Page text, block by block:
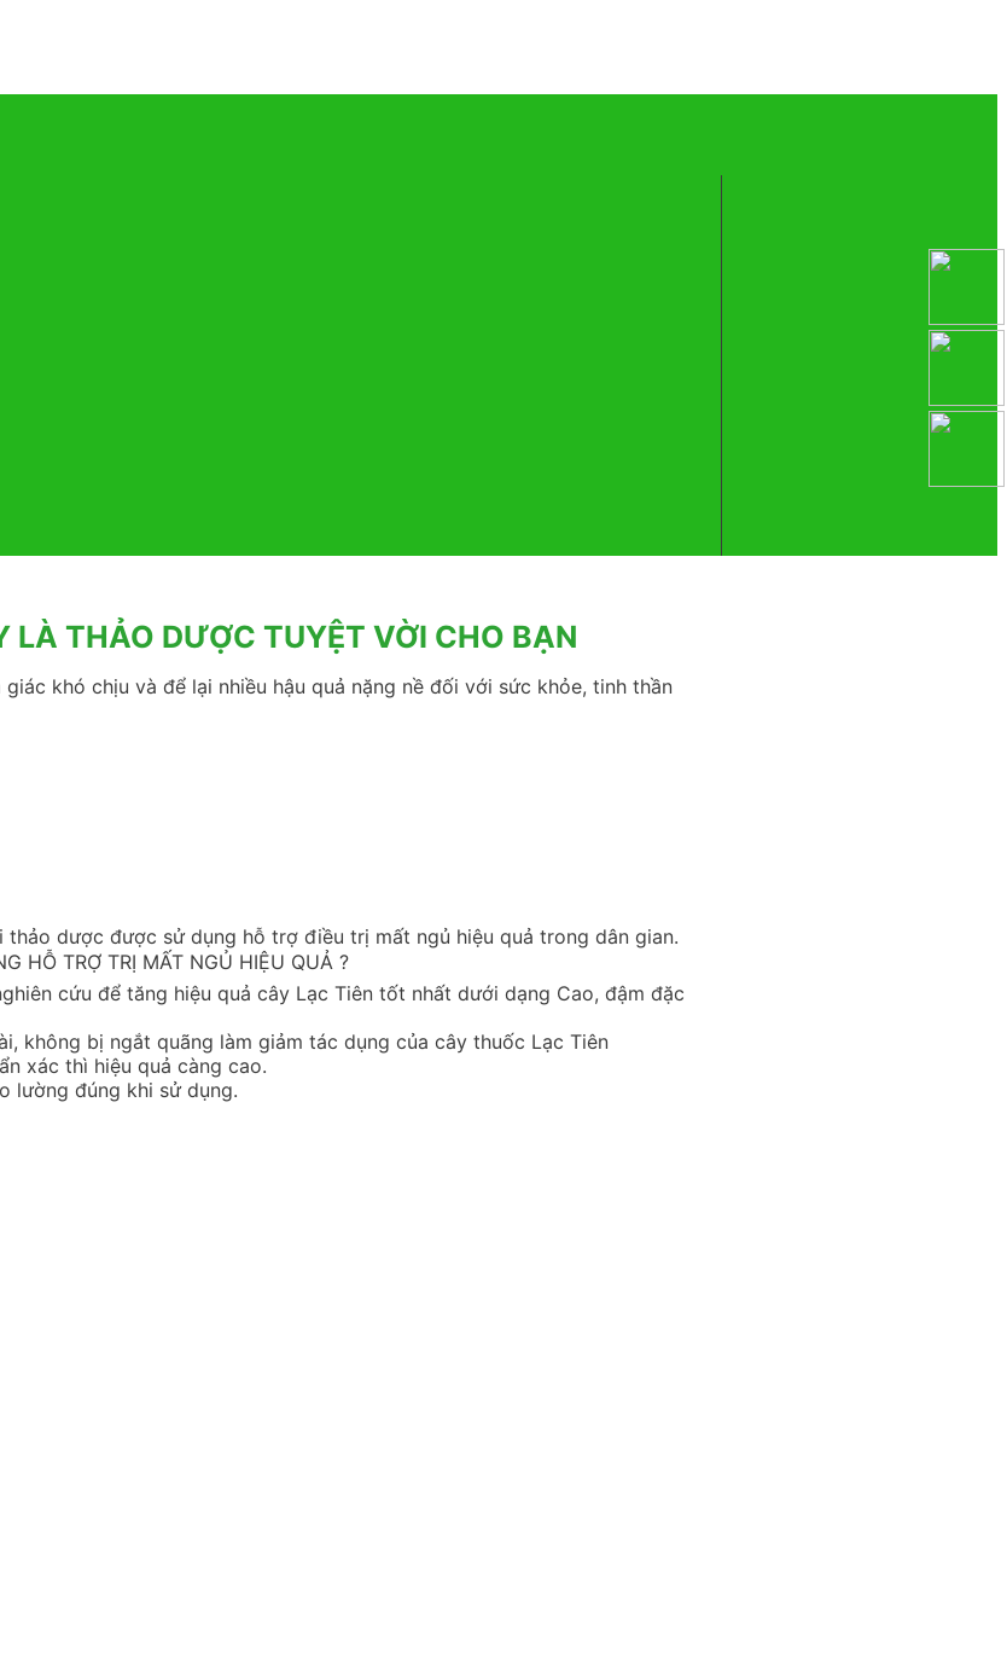
LÀ THẢO DƯỢC TUYỆT VỜI CHO BẠN
khó chịu và để lại nhiều hậu quả nặng nề đối với sức khỏe, tinh thần
thảo dược được sử dụng hỗ trợ điều trị mất ngủ hiệu quả trong dân gian.
HỖ TRỢ TRỊ MẤT NGỦ HIỆU QUẢ ?
cứu để tăng hiệu quả cây Lạc Tiên tốt nhất dưới dạng Cao, đậm đặc
không bị ngắt quãng làm giảm tác dụng của cây thuốc Lạc Tiên
xác thì hiệu quả càng cao.
lường đúng khi sử dụng.